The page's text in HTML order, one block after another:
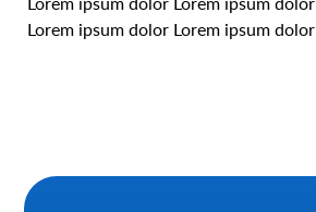
Lorem ipsum dolor Lorem ipsum dolor